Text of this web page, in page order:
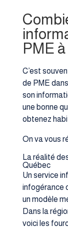
PME
C’est
de PME
son
une bonne
obtenez
On va vous
La réalité
Québec
Un service
infogérance
un modèle
Dans la
voici les